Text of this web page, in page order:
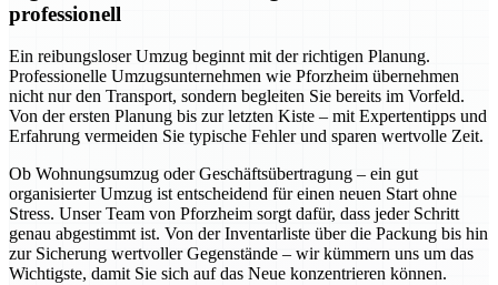
professionell
Ein reibungsloser Umzug beginnt mit der richtigen Planung.
Professionelle Umzugsunternehmen wie Pforzheim übernehmen
nicht nur den Transport, sondern begleiten Sie bereits im Vorfeld.
Von der ersten Planung bis zur letzten Kiste – mit Expertentipps und
Erfahrung vermeiden Sie typische Fehler und sparen wertvolle Zeit.
Ob Wohnungsumzug oder Geschäftsübertragung – ein gut
organisierter Umzug ist entscheidend für einen neuen Start ohne
Stress. Unser Team von Pforzheim sorgt dafür, dass jeder Schritt
genau abgestimmt ist. Von der Inventarliste über die Packung bis hin
zur Sicherung wertvoller Gegenstände – wir kümmern uns um das
Wichtigste, damit Sie sich auf das Neue konzentrieren können.